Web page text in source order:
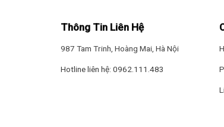
Thông Tin Liên Hệ
987 Tam Trinh, Hoàng Mai, Hà Nội
Hotline liên hệ: 0962.111.483